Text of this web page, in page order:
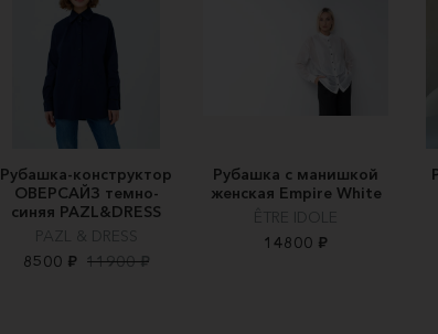
Рубашка-конструктор
ОВЕРСАЙЗ темно-
синяя PAZL&DRESS
PAZL & DRESS
8500 ₽ 11900 ₽
Рубашка с манишкой
женская Empire White
ÊTRE IDOLE
14800 ₽